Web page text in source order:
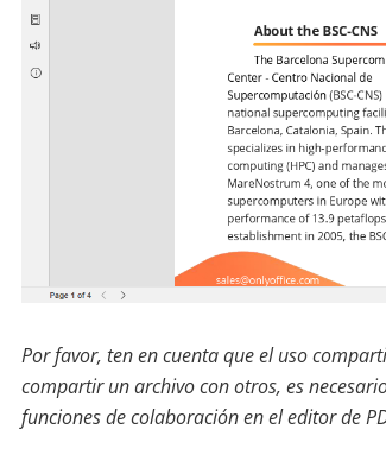
Por favor, ten en cuenta que el uso
compartir un archivo con otros, es
funciones de colaboración en el editor de